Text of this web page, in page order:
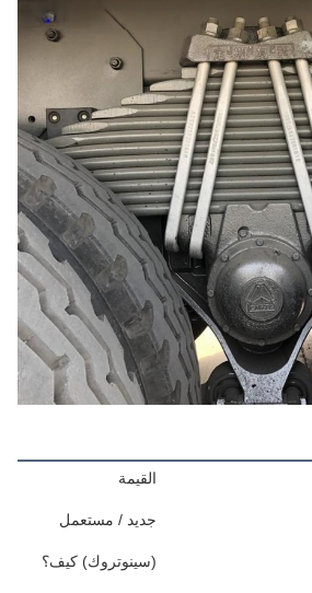
القيمة
جديد / مستعمل
(سينوتروك) كيف؟